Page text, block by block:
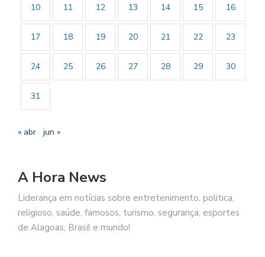
10 11 12 13 14 15 16
17 18 19 20 21 22 23
24 25 26 27 28 29 30
31
« abr jun »
A Hora News
Liderança em notícias sobre entretenimento, politica,
religioso, saúde, famosos, turismo, segurança, esportes
de Alagoas, Brasil e mundo!